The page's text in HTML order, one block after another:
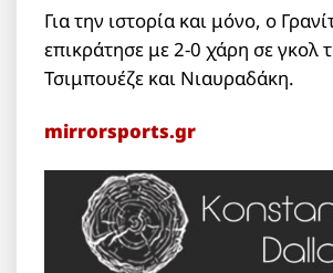
Για την ιστορία και μόνο, ο
επικράτησε με 2-0 χάρη σε γκολ
Τσιμπουέζε και Νιαυραδάκη.
mirrorsports.gr